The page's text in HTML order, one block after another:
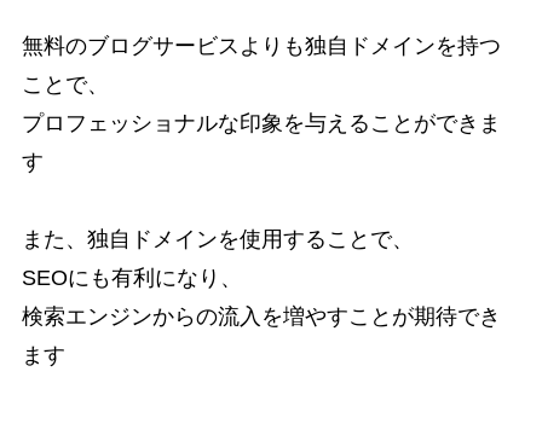
無料のブログサービスよりも独自ドメインを持つ
ことで、
プロフェッショナルな印象を与えることができま
す
また、独自ドメインを使用することで、
SEOにも有利になり、
検索エンジンからの流入を増やすことが期待でき
ます